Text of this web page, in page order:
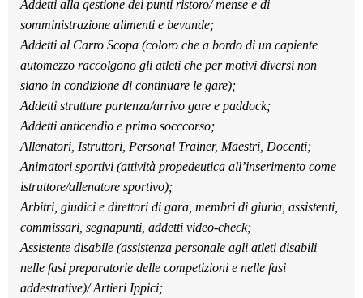
Addetti alla gestione dei punti ristoro/ mense e di
somministrazione alimenti e bevande;
Addetti al Carro Scopa (coloro che a bordo di un capiente
automezzo raccolgono gli atleti che per motivi diversi non
siano in condizione di continuare le gare);
Addetti strutture partenza/arrivo gare e paddock;
Addetti anticendio e primo socccorso;
Allenatori, Istruttori, Personal Trainer, Maestri, Docenti;
Animatori sportivi (attività propedeutica all’inserimento come
istruttore/allenatore sportivo);
Arbitri, giudici e direttori di gara, membri di giuria, assistenti,
commissari, segnapunti, addetti video-check;
Assistente disabile (assistenza personale agli atleti disabili
nelle fasi preparatorie delle competizioni e nelle fasi
addestrative)/ Artieri Ippici;